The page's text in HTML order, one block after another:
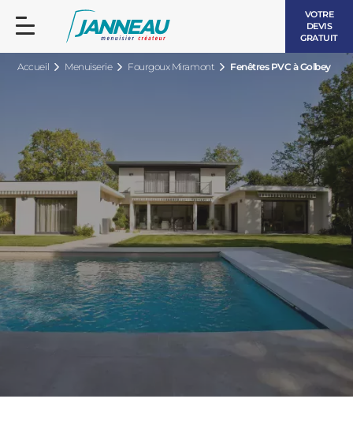
VOTRE
DEVIS
GRATUIT
Accueil Menuiserie Fourgoux Miramont Fenêtres PVC à Golbey
FENÊTRES ET PORTES-FENÊTRES
BOIS
BAIES VITRÉES
PORTES D’ENTRÉE
LES CONTEMPORAINES
LES INTEMPORELLES
LES LUMINEUSES
VOLETS ROULANTS
PERGOLAS